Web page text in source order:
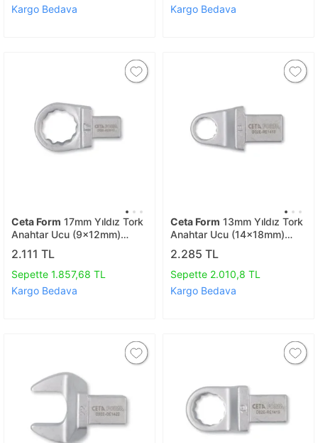
Kargo Bedava Kargo Bedava
Ceta Form 17mm Yıldız Tork
Anahtar Ucu (9x12mm)
D02e-re0917
2.111 TL
Sepette 1.857,68 TL
Kargo Bedava
Ceta Form 13mm Yıldız Tork
Anahtar Ucu (14x18mm)
D02e-re1413
2.285 TL
Sepette 2.010,8 TL
Kargo Bedava